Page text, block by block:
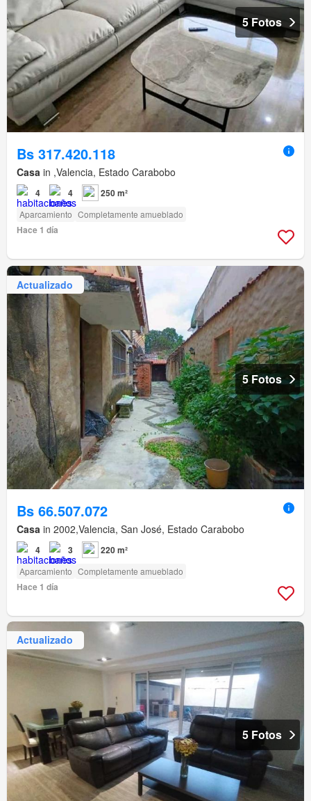
5 Fotos
Bs 317.420.118
Casa in ,Valencia, Estado Carabobo
4 4 250 m²
Aparcamiento Completamente amueblado
Hace 1 día
Actualizado
5 Fotos
Bs 66.507.072
Casa in 2002,Valencia, San José, Estado Carabobo
4 3 220 m²
Aparcamiento Completamente amueblado
Hace 1 día
Actualizado
5 Fotos